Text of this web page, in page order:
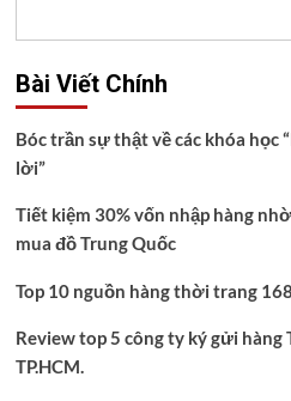
Bài Viết Chính
Bóc trần sự thật về các khóa học
lời”
Tiết kiệm 30% vốn nhập hàng
mua đồ Trung Quốc
Top 10 nguồn hàng thời trang
Review top 5 công ty ký gửi hàng
TP.HCM.